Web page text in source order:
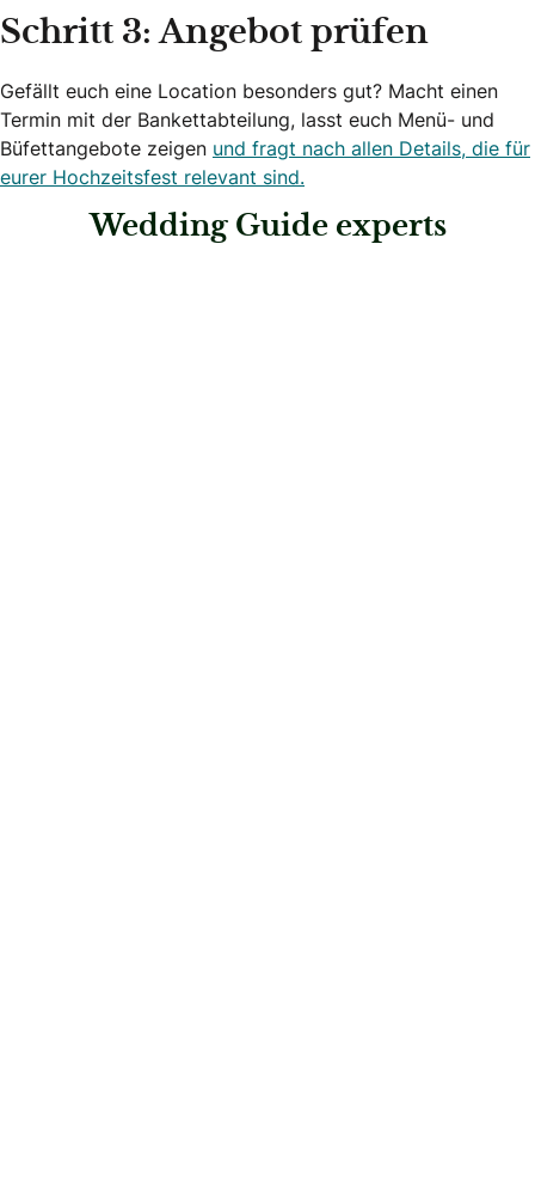
Schritt 3: Angebot prüfen
Gefällt euch eine Location besonders gut? Macht einen
Termin mit der Bankettabteilung, lasst euch Menü- und
Büfettangebote zeigen und fragt nach allen Details, die für
eurer Hochzeitsfest relevant sind.
Wedding Guide experts